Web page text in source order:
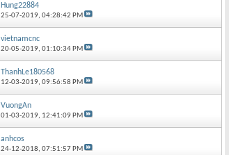
Hung22884
25-07-2019,04:28:42 PM
vietnamcnc
20-05-2019,01:10:34 PM
ThanhLe180568
12-03-2019,09:56:58 PM
VuongAn
01-03-2019, 12:41:09 PM
anhcos
24-12-2018,07:51:57 PM